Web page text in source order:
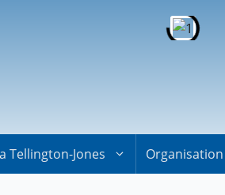
Tellington-Jones Organisation